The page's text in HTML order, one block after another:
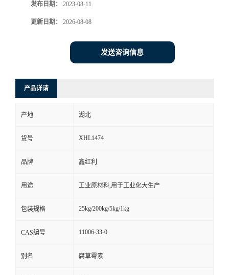
发布日期： 2023-08-11
更新日期： 2026-08-08
发送咨询信息
产品详请
产地 湖北
货号 XHL1474
品牌 鑫红利
用途 工业原材料,用于工业化大生产
包装规格 25kg/200kg/5kg/1kg
CAS编号 11006-33-0
别名 腐草霉素